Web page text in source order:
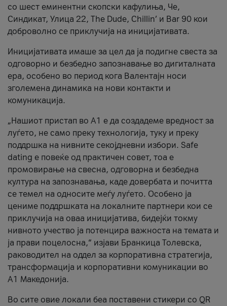
со шест еминентни скопски кафулиња, Че,
Синдикат, Улица 22, The Dude, Chillin’ и Bar 90 кои
доброволно се приклучија на иницијативата.
Иницијативата имаше за цел да ја подигне свеста за
одговорно и безбедно запознавање во дигиталната
ера, особено во период кога Валентајн носи
зголемена динамика на нови контакти и
комуникација.
„Нашиот пристап во А1 е да создадеме вредност за
луѓето, не само преку технологија, туку и преку
поддршка на нивните секојдневни избори. Safe
dating е повеќе од практичен совет, тоа е
промовирање на свесна, одговорна и безбедна
култура на запознавања, каде довербата и почитта
се темел на односите меѓу луѓето. Особено ја
цениме поддршката на локалните партнери кои се
приклучија на оваа иницијатива, бидејќи токму
нивното учество ја потенцира важноста на темата и
ја прави поцелосна,“ изјави Бранкица Толевска,
раководител на оддел за корпоративна стратегија,
трансформација и корпоративни комуникации во
А1 Македонија.
Во сите овие локали беа поставени стикери со QR